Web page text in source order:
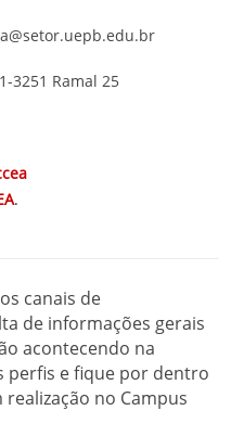
3251 Ramal 25
.
canais de
de informações gerais
acontecendo na
perfis e fique por dentro
no Campus